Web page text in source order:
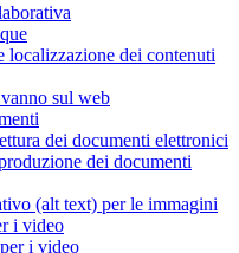
localizzazione dei contenuti
sul web
dei documenti elettronici
dei documenti
(alt text) per le immagini
i video
i video